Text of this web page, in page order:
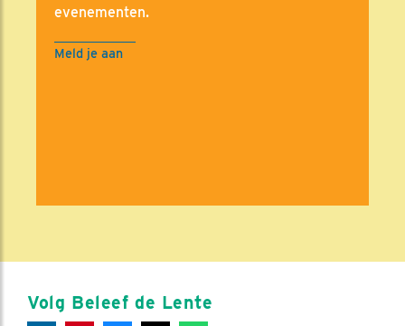
evenementen.
Meld je aan
Volg Beleef de Lente